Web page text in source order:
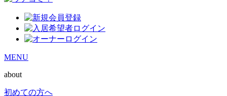
MENU
about
初めての方へ